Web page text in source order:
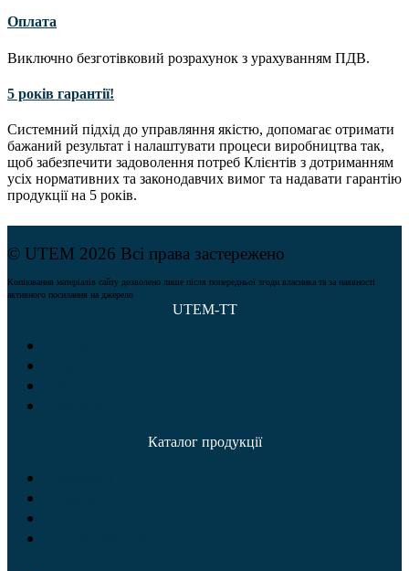
Оплата
Виключно безготівковий розрахунок з урахуванням ПДВ.
5 років гарантії!
Системний підхід до управляння якістю, допомагає отримати
бажаний результат і налаштувати процеси виробництва так,
щоб забезпечити задоволення потреб Клієнтів з дотриманням
усіх нормативних та законодавчих вимог та надавати гарантію
продукції на 5 років.
© UTEM 2026 Всі права застережено
Копіювання матеріалів сайту дозволено лише після попередньої згоди власника та за наявності
активного посилання на джерело
UTEM-TT
Каталог продукції